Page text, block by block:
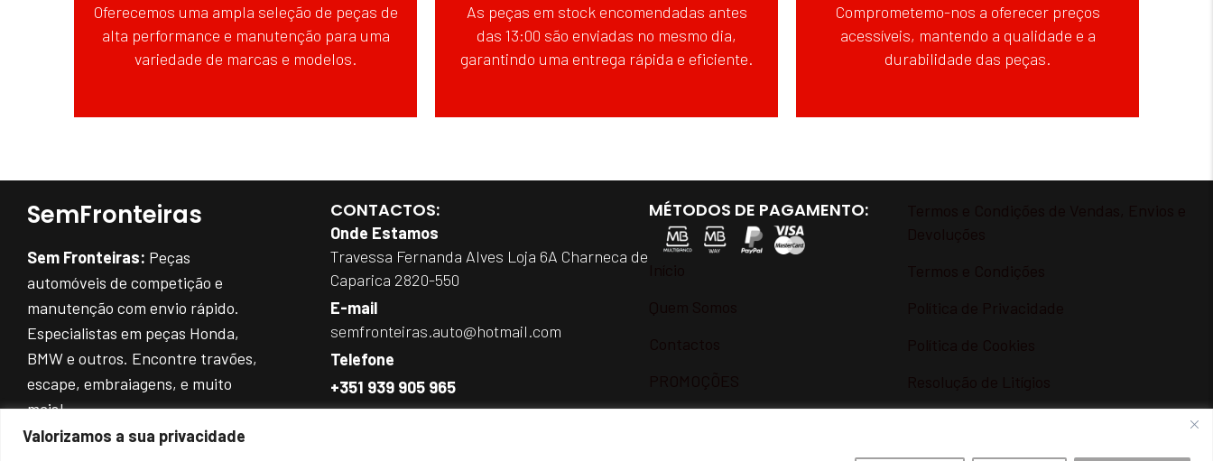
Valorizamos a sua privacidade
Oferecemos uma ampla seleção de peças de
alta performance e manutenção para uma
variedade de marcas e modelos.
As peças em stock encomendadas antes
das 13:00 são enviadas no mesmo dia,
garantindo uma entrega rápida e eficiente.
Comprometemo-nos a oferecer preços
acessíveis, mantendo a qualidade e a
durabilidade das peças.
SemFronteiras
Sem Fronteiras: Peças
automóveis de competição e
manutenção com envio rápido.
Especialistas em peças Honda,
BMW e outros. Encontre travões,
escape, embraiagens, e muito
mais!
REDES SOCIAIS:
CONTACTOS:
Onde Estamos
Travessa Fernanda Alves Loja 6A Charneca de
Caparica 2820-550
E-mail
semfronteiras.auto@hotmail.com
Telefone
+351 939 905 965
Entre as 9h e as 18h de Segunda a Sábado
MÉTODOS DE PAGAMENTO: